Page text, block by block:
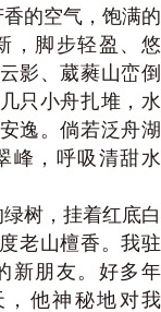
的空气，饱满的
，脚步轻盈、悠
影、葳蕤山峦倒
只小舟扎堆，水
逸。倘若泛舟湖
峰，呼吸清甜水
树，挂着红底白
老山檀香。我驻
新朋友。好多年
他神秘地对我